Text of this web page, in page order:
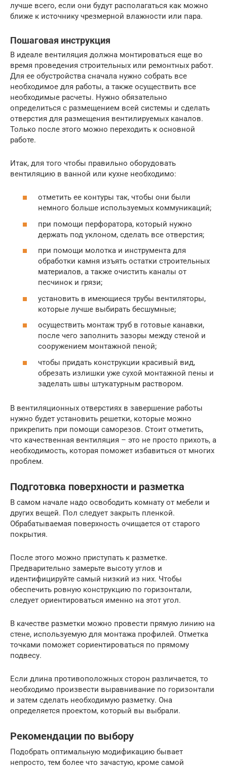
лучше всего, если они будут располагаться как можно
ближе к источнику чрезмерной влажности или пара.
Пошаговая инструкция
В идеале вентиляция должна монтироваться еще во
время проведения строительных или ремонтных работ.
Для ее обустройства сначала нужно собрать все
необходимое для работы, а также осуществить все
необходимые расчеты. Нужно обязательно
определиться с размещением всей системы и сделать
отверстия для размещения вентилируемых каналов.
Только после этого можно переходить к основной
работе.
Итак, для того чтобы правильно оборудовать
вентиляцию в ванной или кухне необходимо:
отметить ее контуры так, чтобы они были
немного больше используемых коммуникаций;
при помощи перфоратора, который нужно
держать под уклоном, сделать все отверстия;
при помощи молотка и инструмента для
обработки камня изъять остатки строительных
материалов, а также очистить каналы от
песчинок и грязи;
установить в имеющиеся трубы вентиляторы,
которые лучше выбирать бесшумные;
осуществить монтаж труб в готовые канавки,
после чего заполнить зазоры между стеной и
сооружением монтажной пеной;
чтобы придать конструкции красивый вид,
обрезать излишки уже сухой монтажной пены и
заделать швы штукатурным раствором.
В вентиляционных отверстиях в завершение работы
нужно будет установить решетки, которые можно
прикрепить при помощи саморезов. Стоит отметить,
что качественная вентиляция – это не просто прихоть, а
необходимость, которая поможет избавиться от многих
проблем.
Подготовка поверхности и разметка
В самом начале надо освободить комнату от мебели и
других вещей. Пол следует закрыть пленкой.
Обрабатываемая поверхность очищается от старого
покрытия.
После этого можно приступать к разметке.
Предварительно замерьте высоту углов и
идентифицируйте самый низкий из них. Чтобы
обеспечить ровную конструкцию по горизонтали,
следует ориентироваться именно на этот угол.
В качестве разметки можно провести прямую линию на
стене, используемую для монтажа профилей. Отметка
точками поможет сориентироваться по прямому
подвесу.
Если длина противоположных сторон различается, то
необходимо произвести выравнивание по горизонтали
и затем сделать необходимую разметку. Она
определяется проектом, который вы выбрали.
Рекомендации по выбору
Подобрать оптимальную модификацию бывает
непросто, тем более что зачастую, кроме самой